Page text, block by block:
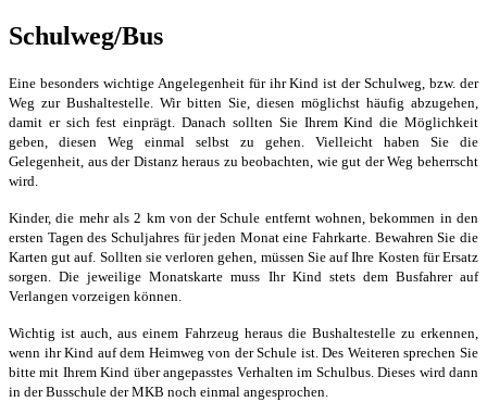
Schulweg/Bus
Eine besonders wichtige Angelegenheit für ihr Kind ist der Schulweg, bzw. der
Weg zur Bushaltestelle. Wir bitten Sie, diesen möglichst häufig abzugehen,
damit er sich fest einprägt. Danach sollten Sie Ihrem Kind die Möglichkeit
geben, diesen Weg einmal selbst zu gehen. Vielleicht haben Sie die
Gelegenheit, aus der Distanz heraus zu beobachten, wie gut der Weg beherrscht
wird.
Kinder, die mehr als 2 km von der Schule entfernt wohnen, bekommen in den
ersten Tagen des Schuljahres für jeden Monat eine Fahrkarte. Bewahren Sie die
Karten gut auf. Sollten sie verloren gehen, müssen Sie auf Ihre Kosten für Ersatz
sorgen. Die jeweilige Monatskarte muss Ihr Kind stets dem Busfahrer auf
Verlangen vorzeigen können.
Wichtig ist auch, aus einem Fahrzeug heraus die Bushaltestelle zu erkennen,
wenn ihr Kind auf dem Heimweg von der Schule ist. Des Weiteren sprechen Sie
bitte mit Ihrem Kind über angepasstes Verhalten im Schulbus. Dieses wird dann
in der Busschule der MKB noch einmal angesprochen.